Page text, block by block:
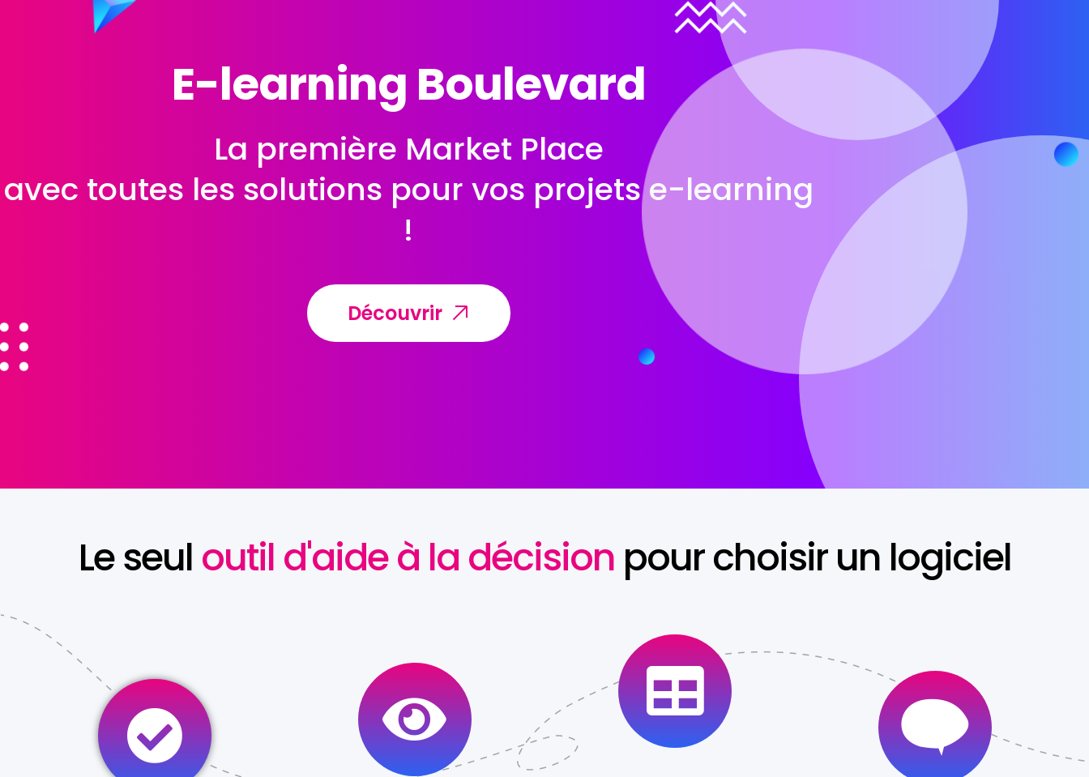
E-learning Boulevard
La première Market Place
avec toutes les solutions pour vos projets e-learning
!
Découvrir
Le seul outil d'aide à la décision pour choisir un logiciel